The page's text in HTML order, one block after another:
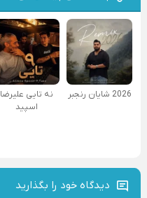
2026 شایان رنجبر
نه تایی علیرضا
اسپید
دیدگاه خود را بگذارید